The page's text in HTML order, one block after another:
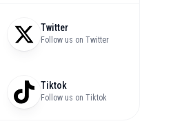
Twitter
Follow us on Twitter
Tiktok
Follow us on Tiktok